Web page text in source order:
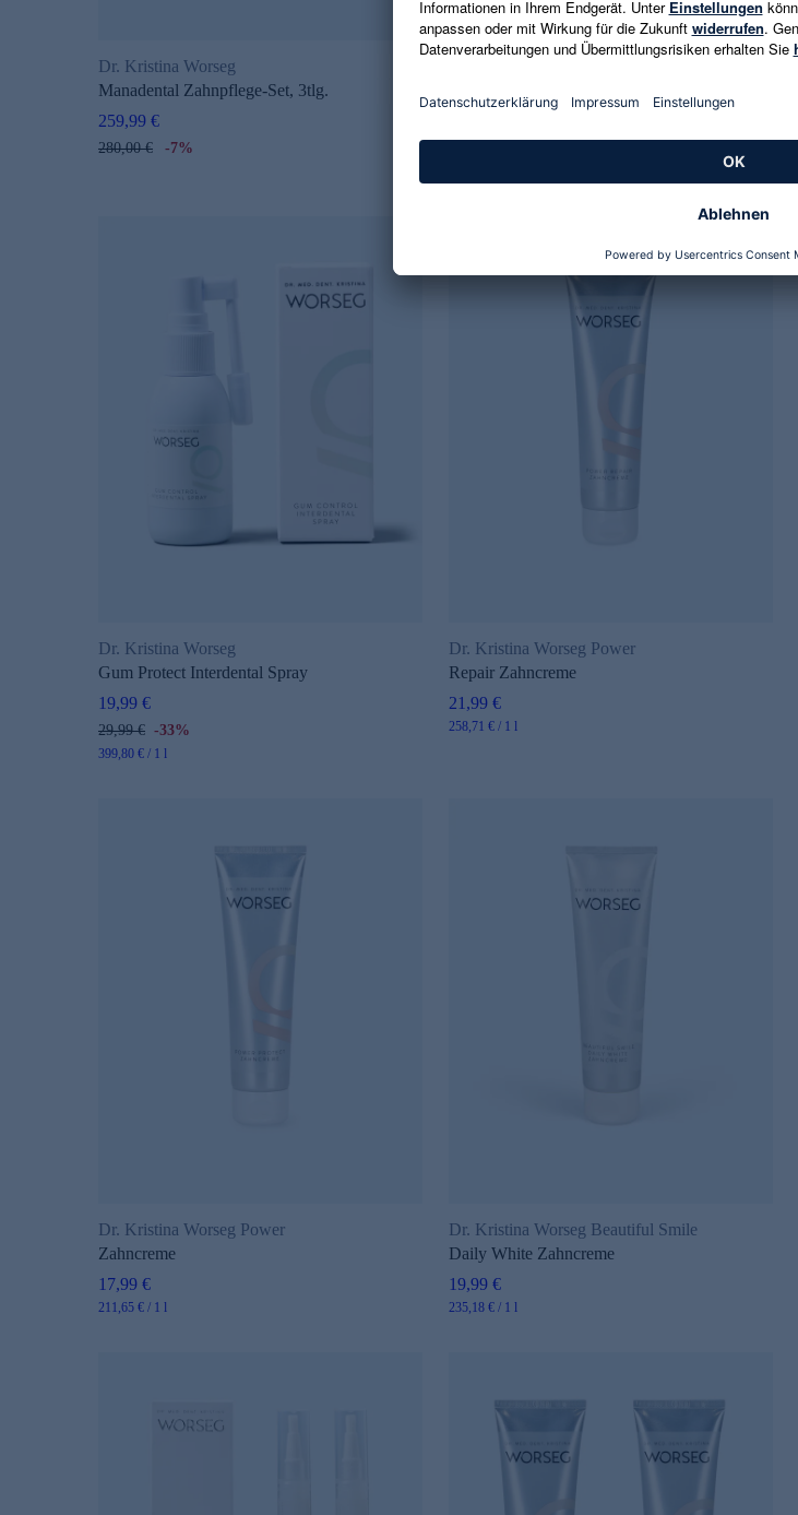
Dr. Kristina Worseg
Manadental Zahnpflege-Set, 3tlg.
259,99 €
280,00 € -7%
Dr. Kristina Worseg
Gum Protect Interdental Spray
19,99 €
29,99 € -33%
399,80 € / 1 l
Dr. Kristina Worseg Power
Repair Zahncreme
21,99 €
258,71 € / 1 l
Dr. Kristina Worseg Power
Zahncreme
17,99 €
211,65 € / 1 l
Dr. Kristina Worseg Beautiful Smile
Daily White Zahncreme
19,99 €
235,18 € / 1 l